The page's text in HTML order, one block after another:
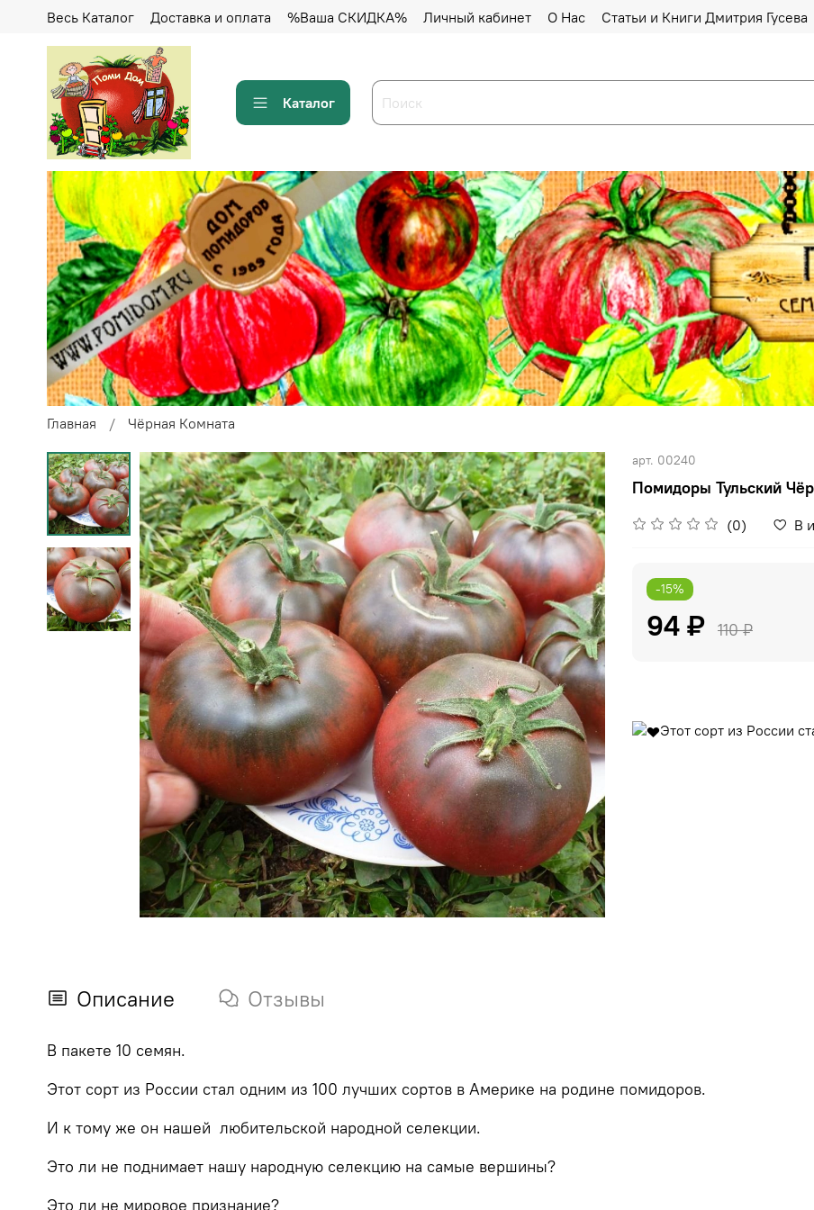
Весь Каталог Доставка и оплата %Ваша СКИДКА% Личный кабинет О Нас Статьи и Книги Дмитрия Гусева
Каталог
Главная Чёрная Комната
арт. 00240
Помидоры Тульский
(0) В
-15%
94 ₽ 110 ₽
Этот сорт из России
Описание Отзывы
В пакете 10 семян.
Этот сорт из России стал одним из 100 лучших сортов в Америке на родине помидоров.
И к тому же он нашей любительской народной селекции.
Это ли не поднимает нашу народную селекцию на самые вершины?
Это ли не мировое признание?